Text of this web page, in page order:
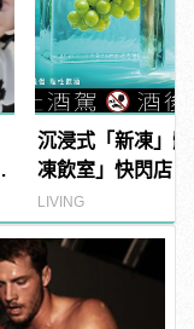
沉浸式「新凍」
凍飲室」快閃店
飲滋味
LIVING